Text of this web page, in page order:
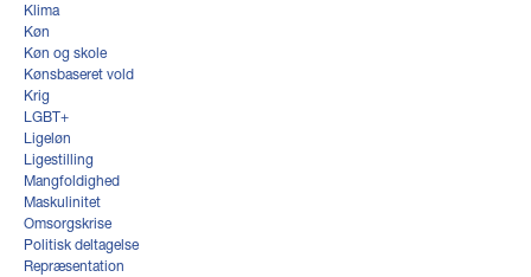
Klima
Køn
Køn og skole
Kønsbaseret vold
Krig
LGBT+
Ligeløn
Ligestilling
Mangfoldighed
Maskulinitet
Omsorgskrise
Politisk deltagelse
Repræsentation